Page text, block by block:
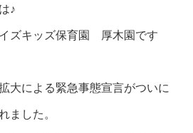
♪
ズキッズ保育園 厚木園です
大による緊急事態宣言がついに
ました。